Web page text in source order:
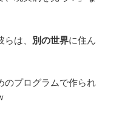
は、 別の世界に住ん
のプログラムで作られ